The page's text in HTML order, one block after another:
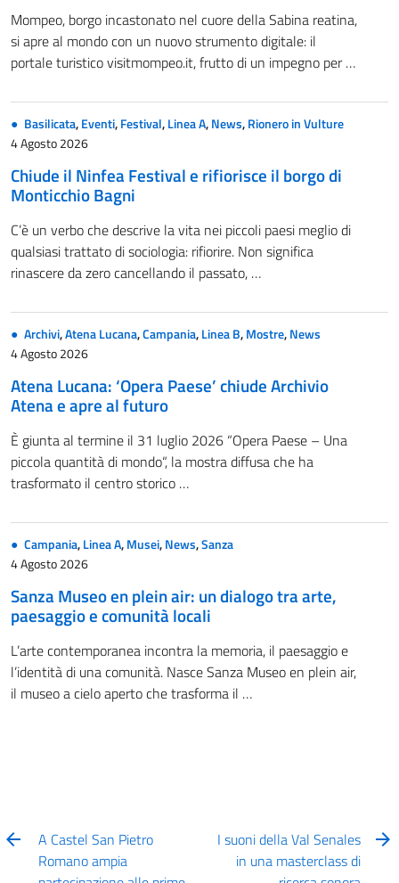
Mompeo, borgo incastonato nel cuore della Sabina reatina,
si apre al mondo con un nuovo strumento digitale: il
portale turistico visitmompeo.it, frutto di un impegno per …
Basilicata,Eventi,Festival,Linea A,News,Rionero in Vulture
4 Agosto 2026
Chiude il Ninfea Festival e rifiorisce il borgo di
Monticchio Bagni
C’è un verbo che descrive la vita nei piccoli paesi meglio di
qualsiasi trattato di sociologia: rifiorire. Non significa
rinascere da zero cancellando il passato, …
Archivi,Atena Lucana,Campania,Linea B,Mostre,News
4 Agosto 2026
Atena Lucana: ‘Opera Paese’ chiude Archivio
Atena e apre al futuro
È giunta al termine il 31 luglio 2026 “Opera Paese – Una
piccola quantità di mondo“, la mostra diffusa che ha
trasformato il centro storico …
Campania,Linea A,Musei,News,Sanza
4 Agosto 2026
Sanza Museo en plein air: un dialogo tra arte,
paesaggio e comunità locali
L’arte contemporanea incontra la memoria, il paesaggio e
l’identità di una comunità. Nasce Sanza Museo en plein air,
il museo a cielo aperto che trasforma il …
A Castel San Pietro
Romano ampia
I suoni della Val Senales
in una masterclass di